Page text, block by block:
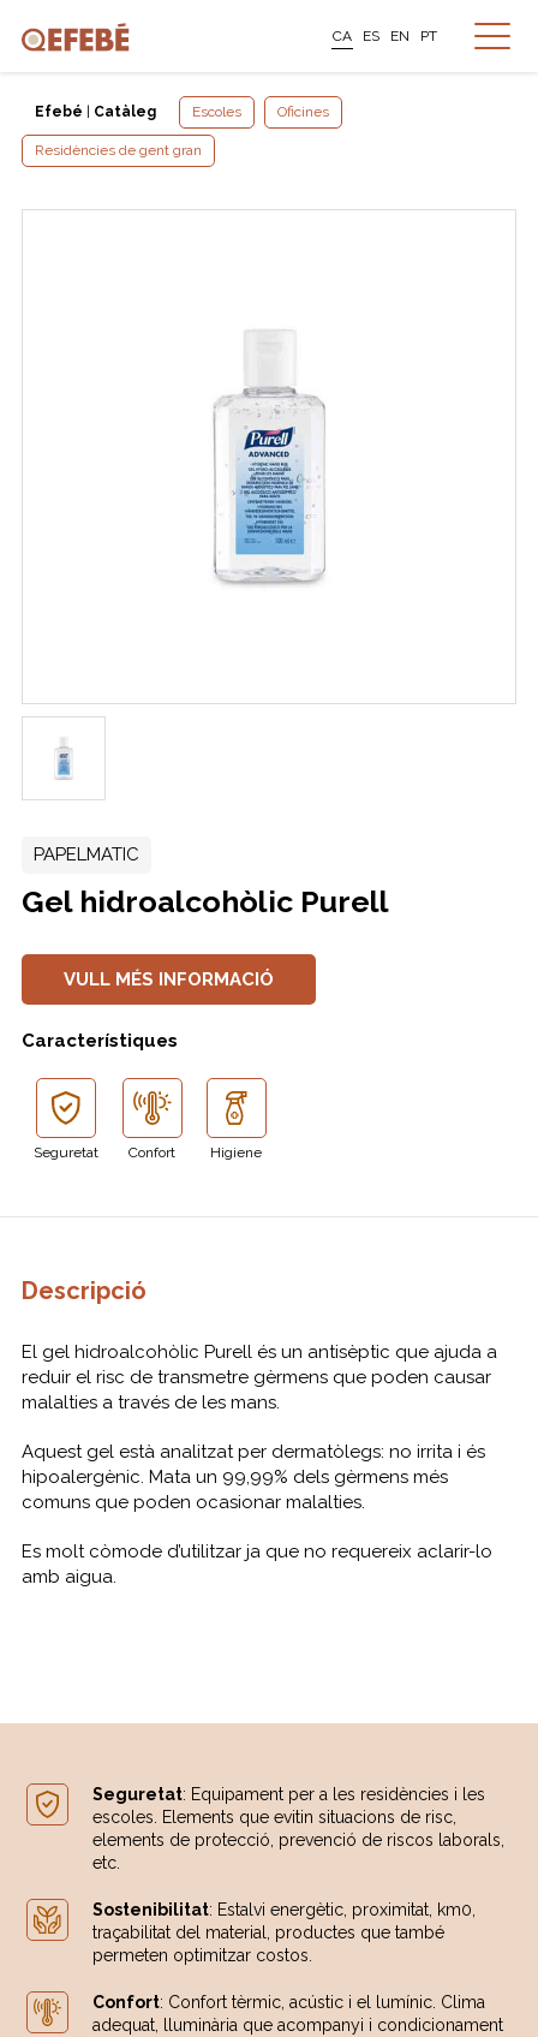
CA ES EN PT
Efebé Catàleg Escoles Oficines
Residències de gent gran
PAPELMATIC
Gel hidroalcohòlic Purell
VULL MÉS INFORMACIÓ
Característiques
Seguretat Confort Higiene
Descripció
El gel hidroalcohòlic Purell és un antisèptic que ajuda a
reduir el risc de transmetre gèrmens que poden causar
malalties a través de les mans.
Aquest gel està analitzat per dermatòlegs: no irrita i és
hipoalergènic. Mata un 99,99% dels gèrmens més
comuns que poden ocasionar malalties.
Es molt còmode d’utilitzar ja que no requereix aclarir-lo
amb aigua.
Seguretat: Equipament per a les residències i les
escoles. Elements que evitin situacions de risc,
elements de protecció, prevenció de riscos laborals,
etc.
Sostenibilitat: Estalvi energètic, proximitat, km0,
traçabilitat del material, productes que també
permeten optimitzar costos.
Confort: Confort tèrmic, acústic i el lumínic. Clima
adequat, lluminària que acompanyi i condicionament